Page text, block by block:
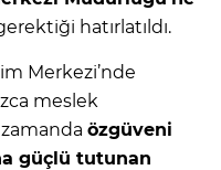
hatırlatıldı.
Merkezi’nde
meslek
zamanda özgüveni
güçlü tutunan